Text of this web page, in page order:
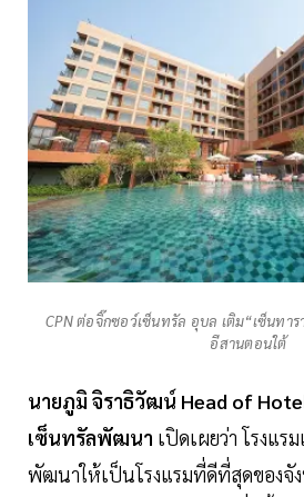
CPN ต่อจิ๊กซอว์เซ็นทรัล อุบล เติม“เซ็นทา
อีสานตอนใต้
นายภูมิ จิราธิวัฒน์ Head of
เซ็นทรัลพัฒนา เปิดเผยว่า โรงแร
พัฒนาให้เป็นโรงแรมที่ดีที่สุดของจั